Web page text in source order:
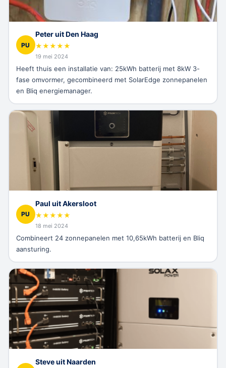
PU
Peter uit Den Haag
★★★★★
19 mei 2024
Heeft thuis een installatie van: 25kWh batterij met 8kW 3-
fase omvormer, gecombineerd met SolarEdge zonnepanelen
en Bliq energiemanager.
PU
Paul uit Akersloot
★★★★★
18 mei 2024
Combineert 24 zonnepanelen met 10,65kWh batterij en Bliq
aansturing.
Steve uit Naarden